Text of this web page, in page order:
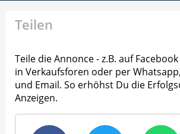
Teilen
Teile die Annonce - z.B. auf
in Verkaufsforen oder per
und Email. So erhöhst Du die
Anzeigen.